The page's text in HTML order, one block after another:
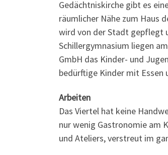
Gedächtniskirche gibt es
räumlicher Nähe zum Haus
wird von der Stadt gepflegt
Schillergymnasium liegen
GmbH das Kinder- und
bedürftige Kinder mit Essen
Arbeiten
Das Viertel hat keine
nur wenig Gastronomie am
und Ateliers, verstreut im